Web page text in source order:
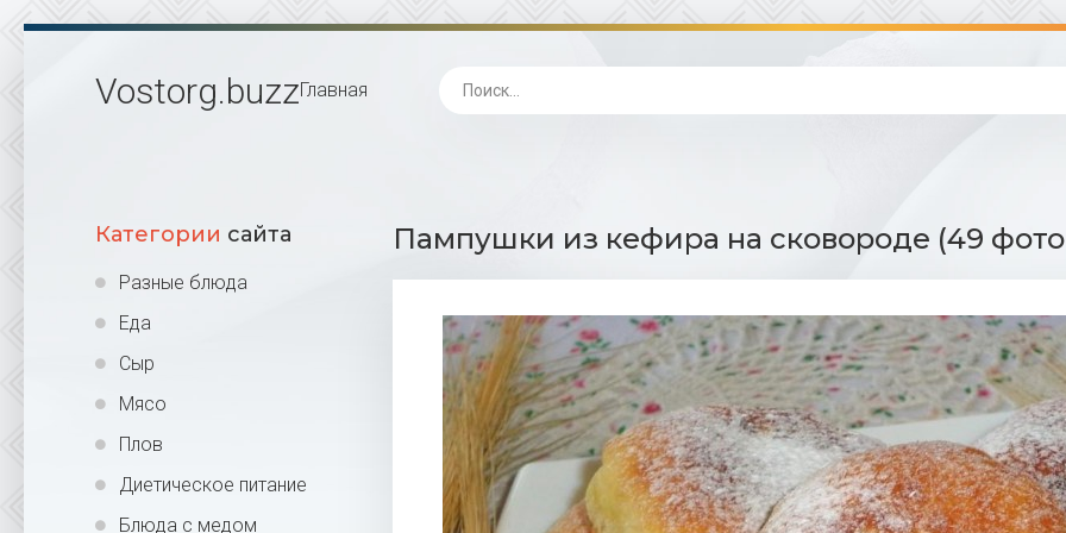
Vostorg.buzzГлавная
Категории сайта
Разные блюда
Еда
Сыр
Мясо
Плов
Диетическое питание
Блюда с медом
Пампушки из кефира на сковороде (49